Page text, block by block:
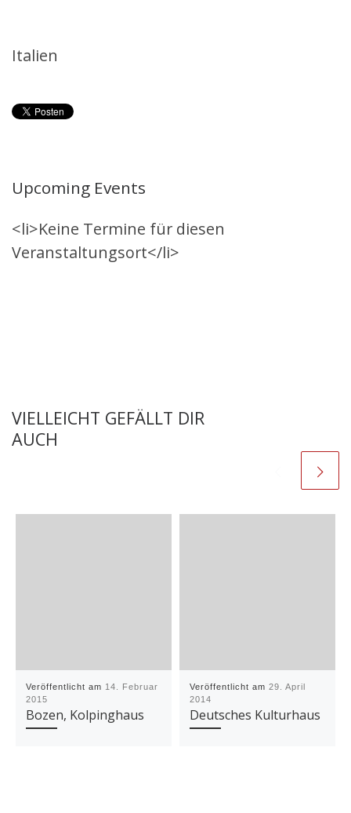
Italien
Upcoming Events
<li>Keine Termine für diesen
Veranstaltungsort</li>
VIELLEICHT GEFÄLLT DIR
AUCH
Veröffentlicht am 14. Februar
2015
Bozen, Kolpinghaus
Veröffentlicht am 29. April
2014
Deutsches Kulturhaus